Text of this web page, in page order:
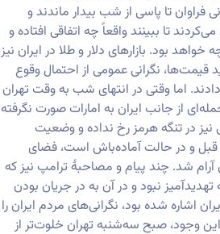
فراوان تا پاسی از شب بیدار ماندند و
می‌کردند تا ببینند واقعاً چه اتفاقی افتاده و
بود. بازارهای دلار و طلا در ایران نیز
قیمت‌ها، نگرانی عمومی از احتمال وقوع
اما وقتی در انتهای شب به وقت تهران
از جانب ایران به امارات صورت نگرفته
نیز در تنگه هرمز رخ نداده و وضعیت
قبل و در حالت آماده‌باش است، فضای
شد. چند پیام و مصاحبهٔ ترامپ نیز که
نبود و در آن به در جریان بودن
اشاره شده بود، نگرانی‌های مردم ایران را
وجود، صبح سه‌شنبه تهران خلوت‌تر از